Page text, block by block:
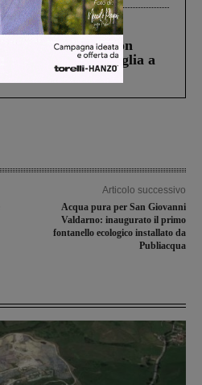
di Castiglion
aveva ucciso la figlia a
Articolo successivo
Acqua pura per San Giovanni
Valdarno: inaugurato il primo
fontanello ecologico installato da
Publiacqua